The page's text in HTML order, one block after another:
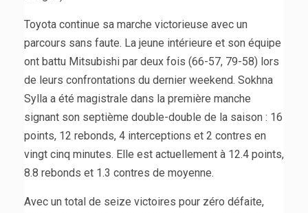
Toyota continue sa marche victorieuse avec un
parcours sans faute. La jeune intérieure et son équipe
ont battu Mitsubishi par deux fois (66-57, 79-58) lors
de leurs confrontations du dernier weekend. Sokhna
Sylla a été magistrale dans la première manche
signant son septième double-double de la saison : 16
points, 12 rebonds, 4 interceptions et 2 contres en
vingt cinq minutes. Elle est actuellement à 12.4 points,
8.8 rebonds et 1.3 contres de moyenne.
Avec un total de seize victoires pour zéro défaite,